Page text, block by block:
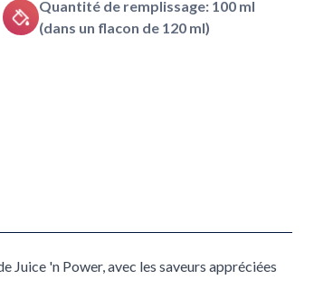
Quantité de remplissage: 100 ml
(dans un flacon de 120 ml)
Juice 'n Power, avec les saveurs appréciées